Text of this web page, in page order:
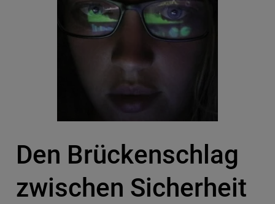
Den Brückenschlag
zwischen Sicherheit